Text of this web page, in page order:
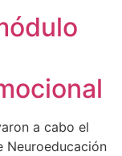
a cabo el
Neuroeducación